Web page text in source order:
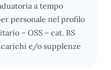
a tempo
personale nel profilo
– OSS – cat. BS
e/o supplenze